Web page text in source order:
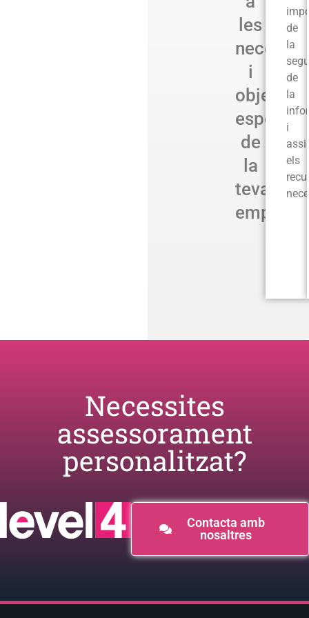
les
i
de
la
teva
empresa
de
la
de
la
i
els
Necessites
assessorament
personalitzat?
Contacta amb
nosaltres